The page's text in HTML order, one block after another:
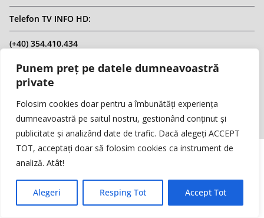
Punem preț pe datele dumneavoastră
private
Folosim cookies doar pentru a îmbunătăți experiența
dumneavoastră pe saitul nostru, gestionând conținut și
publicitate și analizând date de trafic. Dacă alegeți ACCEPT
TOT, acceptați doar să folosim cookies ca instrument de
analiză. Atât!
Alegeri Resping Tot Accept Tot
Telefon TV INFO HD:
(+40) 354.410.434
Email: infohd20@gmail.com
Website: www.replicahd.ro